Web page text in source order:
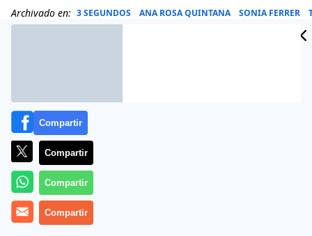
Archivado en: 3 SEGUNDOS ANA ROSA QUINTANA SONIA FERRER
Compartir
Compartir
Compartir
Compartir